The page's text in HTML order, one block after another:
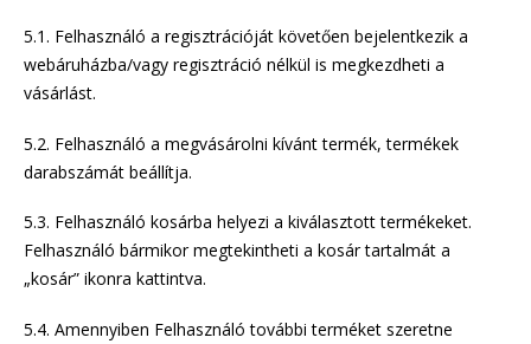
5.1. Felhasználó a regisztrációját követően bejelentkezik a
webáruházba/vagy regisztráció nélkül is megkezdheti a
vásárlást.
5.2. Felhasználó a megvásárolni kívánt termék, termékek
darabszámát beállítja.
5.3. Felhasználó kosárba helyezi a kiválasztott termékeket.
Felhasználó bármikor megtekintheti a kosár tartalmát a
„kosár” ikonra kattintva.
5.4. Amennyiben Felhasználó további terméket szeretne